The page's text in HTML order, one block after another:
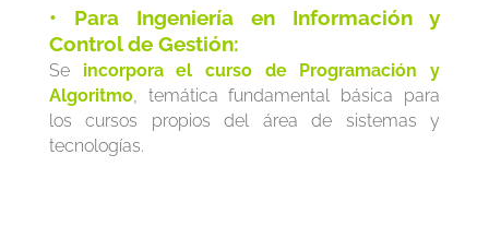
• Para Ingeniería en Información y
Control de Gestión:
Se incorpora el curso de Programación y
Algoritmo, temática fundamental básica para
los cursos propios del área de sistemas y
tecnologías.